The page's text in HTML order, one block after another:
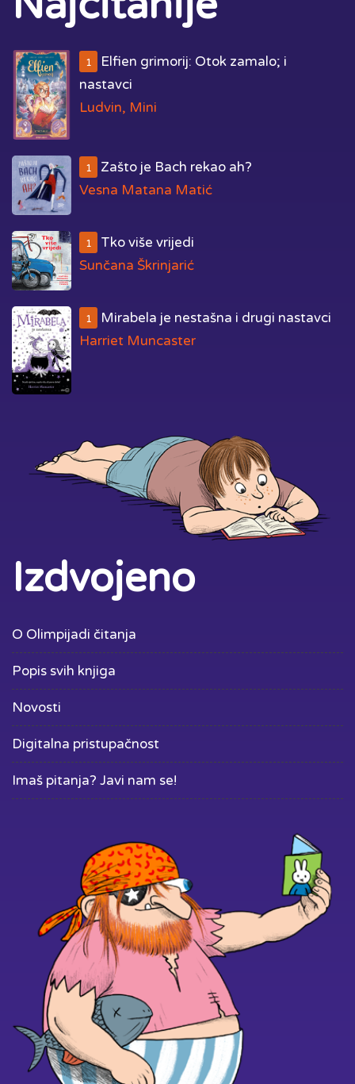
1
Elfien grimorij: Otok zamalo; i
nastavci
Ludvin, Mini
1
Zašto je Bach rekao ah?
Vesna Matana Matić
1
Tko više vrijedi
Sunčana Škrinjarić
1
Mirabela je nestašna i drugi nastavci
Harriet Muncaster
Izdvojeno
O Olimpijadi čitanja
Popis svih knjiga
Novosti
Digitalna pristupačnost
Imaš pitanja? Javi nam se!